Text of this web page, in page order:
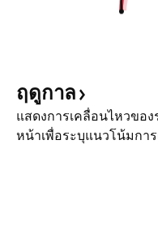
ฤดูกาล
แสดงการเคลื่อนไหวข
หน้าเพื่อระบุแนวโน้มการ